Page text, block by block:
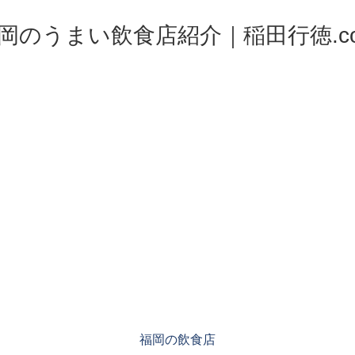
のうまい飲食店紹介｜稲田行徳
福岡の飲食店